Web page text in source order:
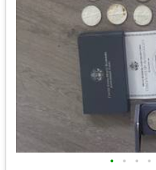
• • • •